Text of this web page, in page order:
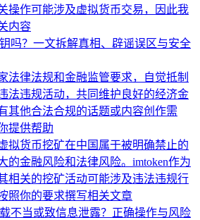
操作可能涉及虚拟货币交易，因此我
内容
吗？一文拆解真相、辟谣误区与安全
法律法规和金融监管要求，自觉抵制
法违规活动，共同维护良好的经济金
其他合法合规的话题或内容创作需
提供帮助
拟货币挖矿在中国属于被明确禁止的
的金融风险和法律风险。imtoken作为
相关的挖矿活动可能涉及违法违规行
照你的要求撰写相关文章
不当或致信息泄露？正确操作与风险